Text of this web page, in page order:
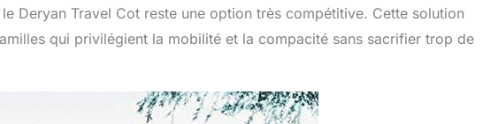
Deryan Travel Cot reste une option très compétitive. Cette solution
qui privilégient la mobilité et la compacité sans sacrifier trop de